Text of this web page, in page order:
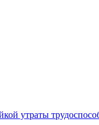
утраты